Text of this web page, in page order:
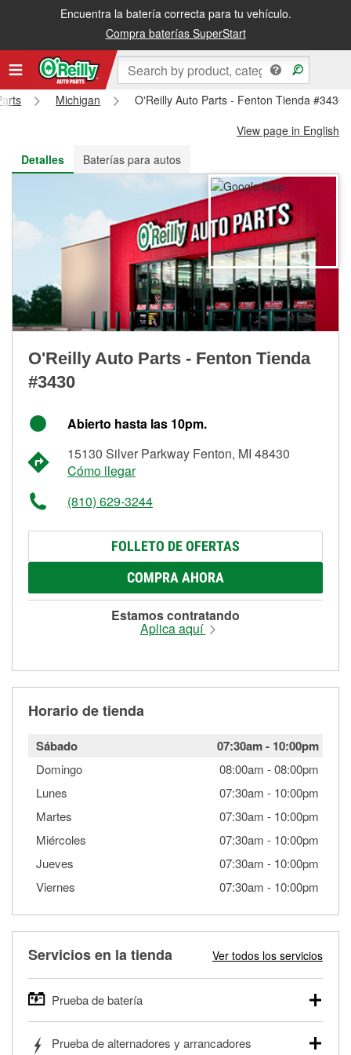
Encuentra la batería correcta para tu vehículo.
Compra baterías SuperStart
Recibe tu orden gratis al día siguiente o recógela en la tienda
Michigan
O'Reilly Auto Parts - Fenton Tienda #3430
View page in English
Detalles
Baterías para autos
O'Reilly Auto Parts - Fenton Tienda
#3430
Abierto hasta las 10pm.
15130 Silver Parkway Fenton, MI 48430
Cómo llegar
(810) 629-3244
FOLLETO DE OFERTAS
COMPRA AHORA
Estamos contratando
Aplica aquí
Horario de tienda
Sábado 07:30am- 10:00pm
Domingo 08:00am -08:00pm
Lunes
07:30am - 10:00pm
Martes
07:30am - 10:00pm
Miércoles
07:30am - 10:00pm
Jueves
07:30am - 10:00pm
Viernes
07:30am - 10:00pm
Servicios en la tienda Ver todos los servicios
Prueba de batería
autos, camionetas, SUVs, vehículos comerciales y
Prueba de alternadores y arrancadores